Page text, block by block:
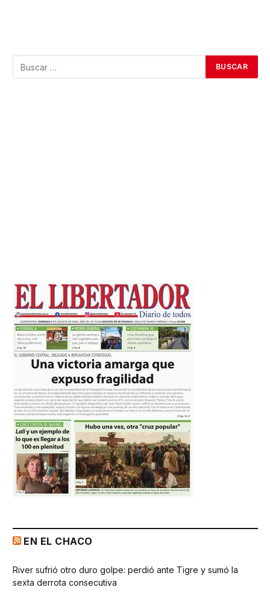
EN EL CHACO
River sufrió otro duro golpe: perdió ante Tigre y sumó la
sexta derrota consecutiva